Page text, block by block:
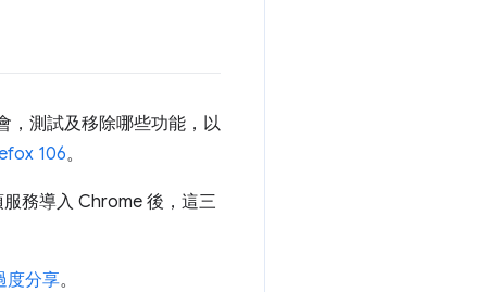
，測試及移除哪些功能，以
106。
務導入 Chrome 後，這三
度分享。